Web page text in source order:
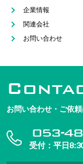
企業情報
関連会社
お問い合わせ
お問い合わせ・ご依
053-
受付：平日